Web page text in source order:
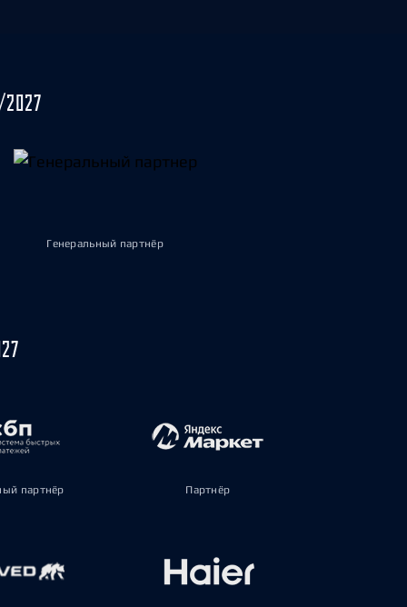
Генеральный партнёр
партнёр Партнёр